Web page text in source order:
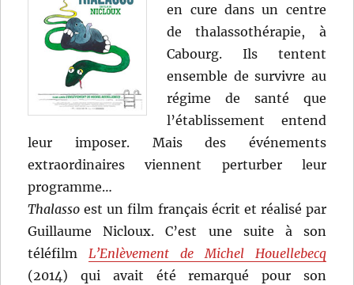
en cure dans un centre
de thalassothérapie, à
Cabourg. Ils tentent
ensemble de survivre au
régime de santé que
l’établissement entend
leur imposer. Mais des événements
extraordinaires viennent perturber leur
programme…
Thalasso est un film français écrit et réalisé par
Guillaume Nicloux. C’est une suite à son
téléfilmL’Enlèvement de Michel Houellebecq
(2014) qui avait été remarqué pour son